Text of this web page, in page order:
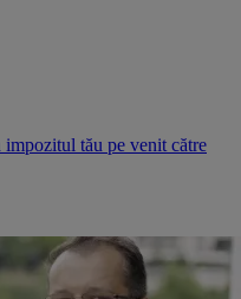
tău pe venit către